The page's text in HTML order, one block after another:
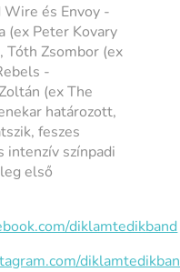
Wire és Envoy -
(ex Peter Kovary
Tóth Zsombor (ex
-
(ex The
határozott,
feszes
intenzív színpadi
első
diklamtedikband